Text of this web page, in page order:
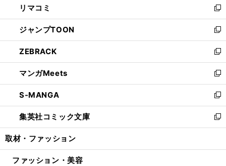
で
開
く
ド
ウ
で
開
く
ィ
ン
ド
ウ
で
開
く
い
ウ
ィ
ン
ド
ウ
で
開
く
リマコミ
新
し
い
ウ
ィ
ン
ド
ウ
で
開
く
ジャンプTOON
新
し
い
ウ
ィ
ン
ド
ウ
で
開
ZEBRACK
新
し
い
ウ
ィ
ン
ド
ウ
開
マンガMeets
新
し
い
ウ
ィ
ン
ウ
S-MANGA
新
し
い
ウ
ン
集英社コミック文庫
新
し
ウ
取材・ファッション
ファッション・美容